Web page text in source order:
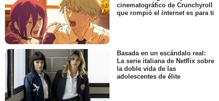
cinematográfico de Crunchyroll
que rompió el internet es para ti
Basada en un escándalo real:
La serie italiana de Netflix sobre
la doble vida de las
adolescentes de élite